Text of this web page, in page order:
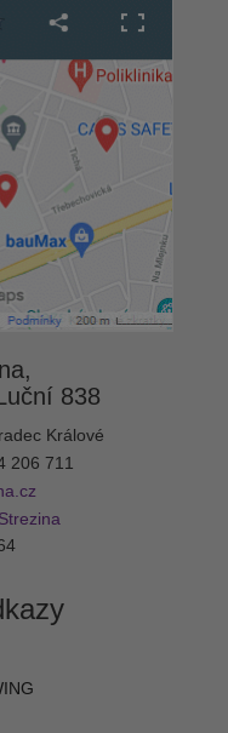
838
Králové
206 711